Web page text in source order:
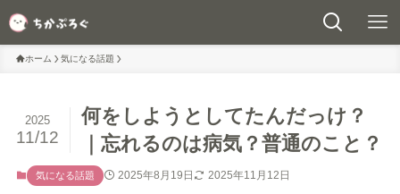
ホーム 気になる話題
何をしようとしてたんだっけ？
｜忘れるのは病気？普通のこと？
2025
11/12
気になる話題 2025年8月19日 2025年11月12日